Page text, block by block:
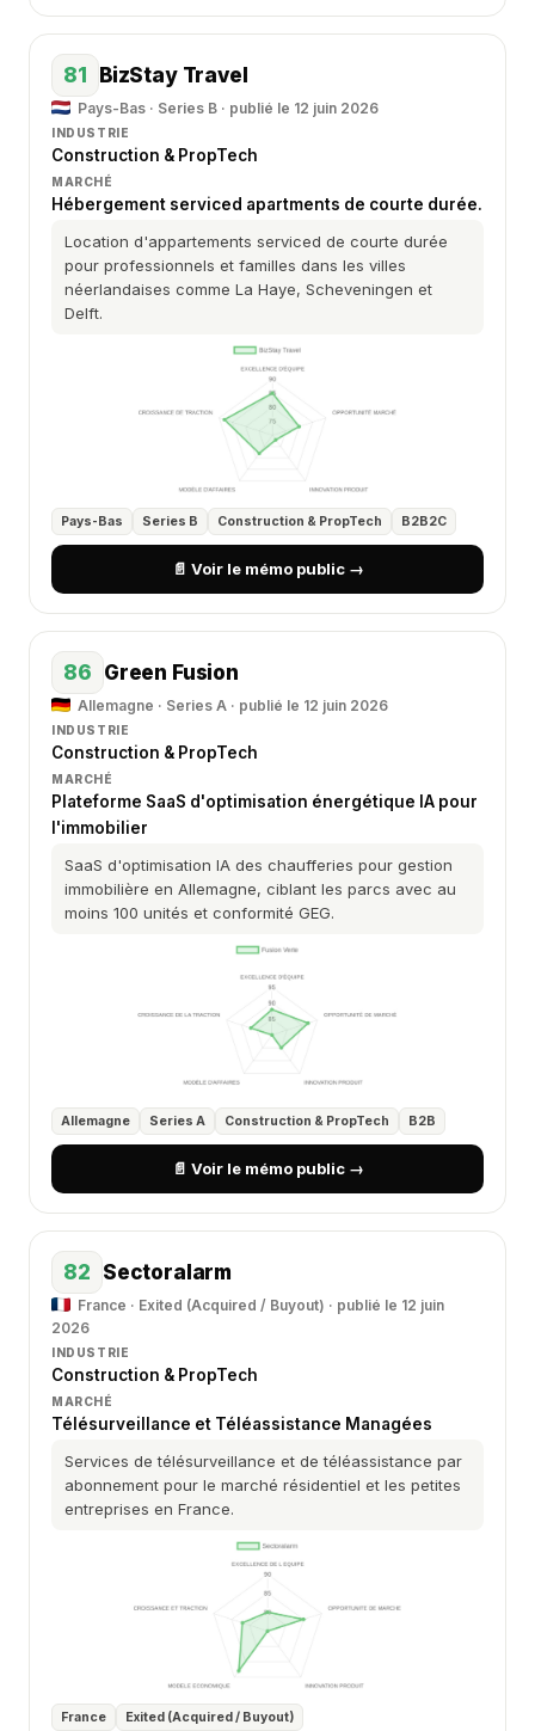
81 BizStay Travel
Pays-Bas · Series B · publié le 12 juin 2026
INDUSTRIE
Construction & PropTech
MARCHÉ
Hébergement serviced apartments de courte durée.
Location d'appartements serviced de courte durée
pour professionnels et familles dans les villes
néerlandaises comme La Haye, Scheveningen et
Delft.
Pays-Bas Series B Construction & PropTech B2B2C
📄 Voir le mémo public →
86 Green Fusion
Allemagne · Series A · publié le 12 juin 2026
INDUSTRIE
Construction & PropTech
MARCHÉ
Plateforme SaaS d'optimisation énergétique IA pour
l'immobilier
SaaS d'optimisation IA des chaufferies pour gestion
immobilière en Allemagne, ciblant les parcs avec au
moins 100 unités et conformité GEG.
Allemagne Series A Construction & PropTech B2B
📄 Voir le mémo public →
82 Sectoralarm
France · Exited (Acquired / Buyout) · publié le 12 juin
2026
INDUSTRIE
Construction & PropTech
MARCHÉ
Télésurveillance et Téléassistance Managées
Services de télésurveillance et de téléassistance par
abonnement pour le marché résidentiel et les petites
entreprises en France.
France
Exited (Acquired / Buyout)